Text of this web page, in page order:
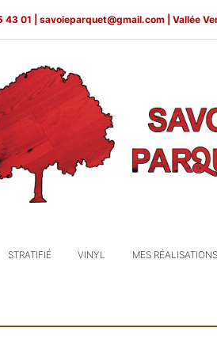
43 01 | savoieparquet@gmail.com | Vallée
STRATIFIÉ VINYL MES RÉALISATIONS